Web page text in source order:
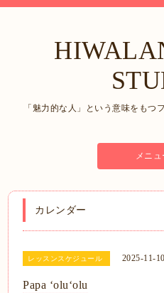
「魅力的な人」という意味をもつ
メニュ
カレンダー
レッスンスケジュール 2025-11-
Papa ʻoluʻolu